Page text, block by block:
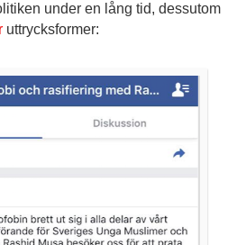
under en lång tid, dessutom
uttrycksformer: